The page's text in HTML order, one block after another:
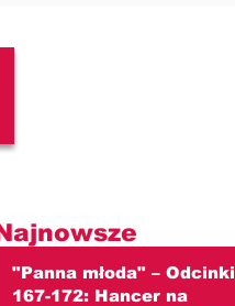
"Panna młoda" – Odcinki
167-172: Hancer na